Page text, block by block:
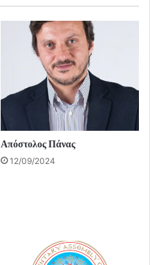
Απόστολος Πάνας
12/09/2024